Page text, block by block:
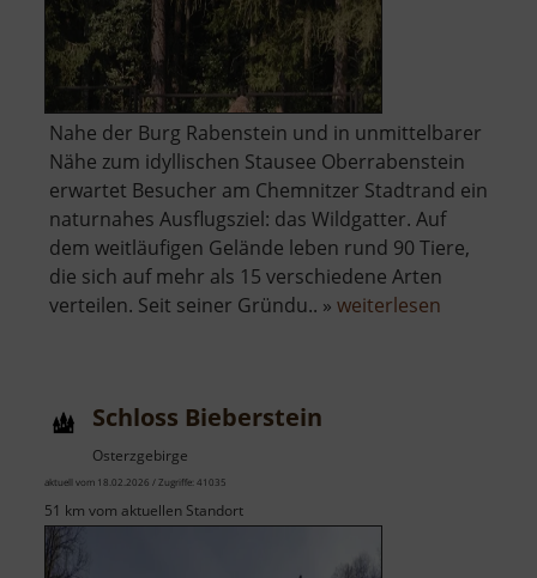
Nahe der Burg Rabenstein und in unmittelbarer
Nähe zum idyllischen Stausee Oberrabenstein
erwartet Besucher am Chemnitzer Stadtrand ein
naturnahes Ausflugsziel: das Wildgatter. Auf
dem weitläufigen Gelände leben rund 90 Tiere,
die sich auf mehr als 15 verschiedene Arten
verteilen. Seit seiner Gründu.. » weiterlesen
Schloss Bieberstein
Osterzgebirge
aktuell vom 18.02.2026 / Zugriffe: 41035
51 km vom aktuellen Standort